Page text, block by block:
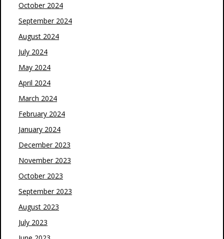
October 2024
September 2024
August 2024
July 2024
May 2024
April 2024
March 2024
February 2024
January 2024
December 2023
November 2023
October 2023
September 2023
August 2023
July 2023